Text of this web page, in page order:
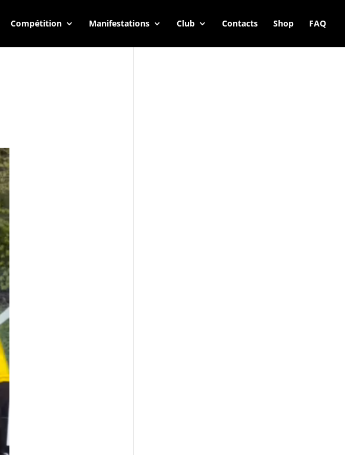
Compétition Manifestations Club Contacts Shop FAQ